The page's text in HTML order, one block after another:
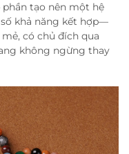
tạo nên một hệ
khả năng kết hợp—
có chủ đích qua
không ngừng thay